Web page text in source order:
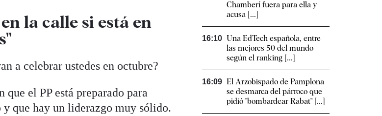
la calle si está en
a celebrar ustedes en octubre?
el PP está preparado para
que hay un liderazgo muy sólido.
Chamberí fuera para ella y
acusa [...]
16:10 Una EdTech española, entre
las mejores 50 del mundo
según el ranking [...]
16:09 El Arzobispado de Pamplona
se desmarca del párroco que
pidió "bombardear Rabat" [...]